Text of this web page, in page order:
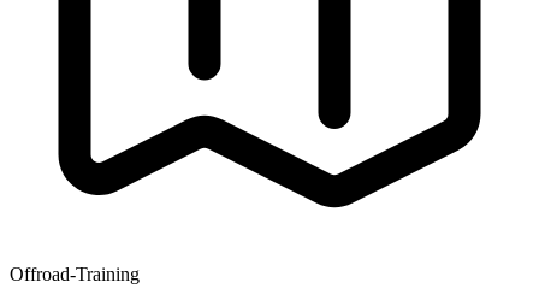
Offroad-Training